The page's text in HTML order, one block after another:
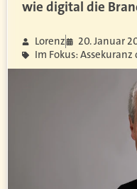
wie digital die
Lorenz 20. Januar
Im Fokus: